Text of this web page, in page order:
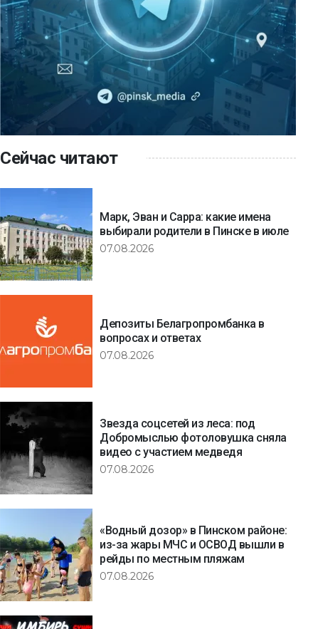
Сейчас читают
Марк, Эван и Сарра: какие имена
выбирали родители в Пинске в июле
07.08.2026
Депозиты Белагропромбанка в
вопросах и ответах
07.08.2026
Звезда соцсетей из леса: под
Добромыслью фотоловушка сняла
видео с участием медведя
07.08.2026
«Водный дозор» в Пинском районе:
из-за жары МЧС и ОСВОД вышли в
рейды по местным пляжам
07.08.2026